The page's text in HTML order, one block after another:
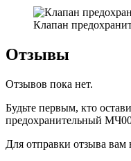
Клапан
Отзывы
Отзывов пока нет.
Будьте первым, кто
предохранительный
Для отправки отзыва вам